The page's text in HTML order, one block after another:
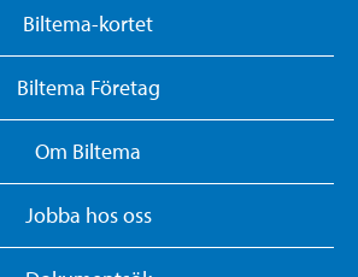
Biltema-kortet
Biltema Företag
Om Biltema
Jobba hos oss